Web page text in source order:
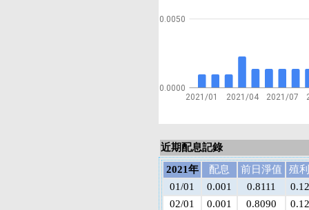
2021/01 2021/04 2021/07
0.0000
0.0050
近期配息記錄
2021年
配息 前日淨值
殖
01/01
0.001 0.8111
02/01
0.001 0.8090